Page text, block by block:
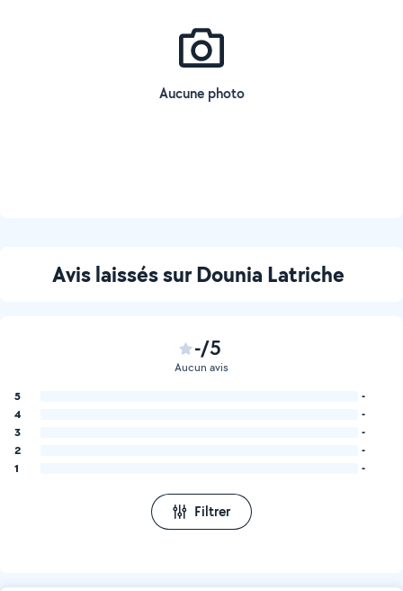
Aucune photo
Avis laissés sur Dounia Latriche
-/5
Aucun avis
5
-
4
-
3
-
2
-
1
-
Filtrer